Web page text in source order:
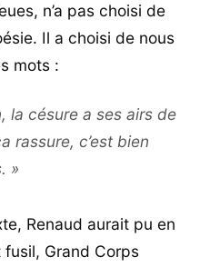
n’a pas choisi de
Il a choisi de nous
mots :
la césure a ses airs de
rassure, c’est bien
»
Renaud aurait pu en
Grand Corps